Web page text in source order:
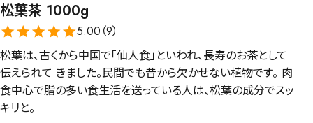
松葉茶 1000g
5.00（9）
松葉は、古くから中国で「仙人食」といわれ、長寿のお茶として
伝えられて きました。民間でも昔から欠かせない植物です。 肉
食中心で脂の多い食生活を送っている人は、松葉の成分でスッ
キリと。